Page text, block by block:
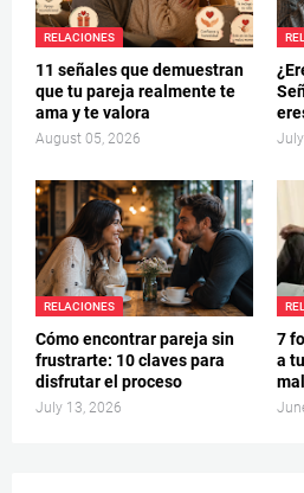
RELACIONES
11 señales que demuestran
que tu pareja realmente te
ama y te valora
August 05, 2026
RELACIONES
Cómo encontrar pareja sin
frustrarte: 10 claves para
disfrutar el proceso
July 13, 2026
7
a